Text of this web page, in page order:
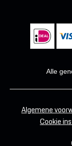
Alle
Algemene
Cookie